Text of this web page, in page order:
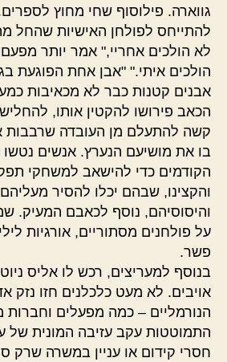
גווארה. פילוסוף שחי מחוץ
להתייחס לפולחן האישיות שהחל
לא הולכים אחריי," אמר יותר
הולכים איתי." "אבן אחת הפוגעת
אבנים קטנות כבר לא מכאיבות
הכאב פירושו להקטין אותו,
קשה להתעלם מן העובדה שרבבות
בו את מושיעם הנערץ. אנשים
הקודמים כדי להישאב למשחקי
והקצינו, שבהם יכלו להסיר
והיסוסיהם, נוסף לכאבם המעיק.
על פולחנים מסתוריים, אורגיות
פשר.
בנוסף למעריצים, רכש לו אליס
אויבים. לא מעט כלכלנים חזו נזק
הנורמליים – כמה מפעלים
התמוטטות עקב עזיבה המונית של
חסרי קידום או עניין במשרה שרק